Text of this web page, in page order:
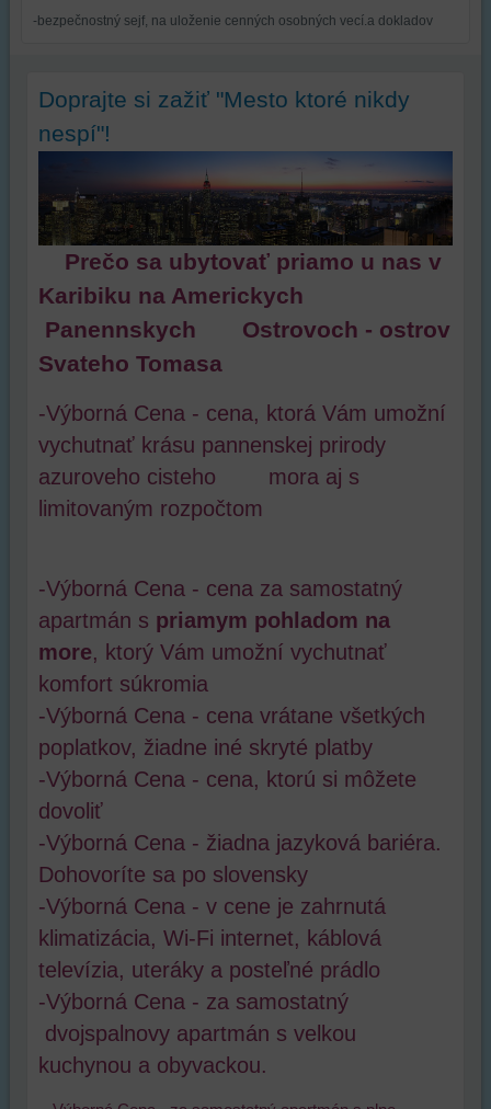
-bezpečnostný sejf, na uloženie cenných osobných vecí.a dokladov
Doprajte si zažiť "Mesto ktoré nikdy
nespí"!
Prečo sa ubytovať priamo u nas v
Karibiku na Americkych
Panennskych Ostrovoch - ostrov
Svateho Tomasa
-Výborná Cena - cena, ktorá Vám umožní
vychutnať krásu pannenskej prirody
azuroveho cisteho mora aj s
limitovaným rozpočtom
-Výborná Cena - cena za samostatný
apartmán s priamym pohladom na
more, ktorý Vám umožní vychutnať
komfort súkromia
-Výborná Cena - cena vrátane všetkých
poplatkov, žiadne iné skryté platby
-Výborná Cena - cena, ktorú si môžete
dovoliť
-Výborná Cena - žiadna jazyková bariéra.
Dohovoríte sa po slovensky
-Výborná Cena - v cene je zahrnutá
klimatizácia, Wi-Fi internet, káblová
televízia, uteráky a posteľné prádlo
-Výborná Cena - za samostatný
dvojspalnovy apartmán s velkou
kuchynou a obyvackou.
prehliadania
ukladať
preferencií
bez
toho,
ste
mali
používateľský
alebo
bez
používať
a/alebo
zdroje
tretích
widgety